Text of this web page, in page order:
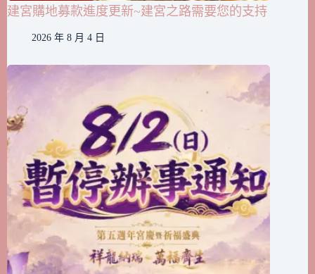
建宮購地募款進度更新~建宮之路需要您的支持
2026 年 8 月 4 日